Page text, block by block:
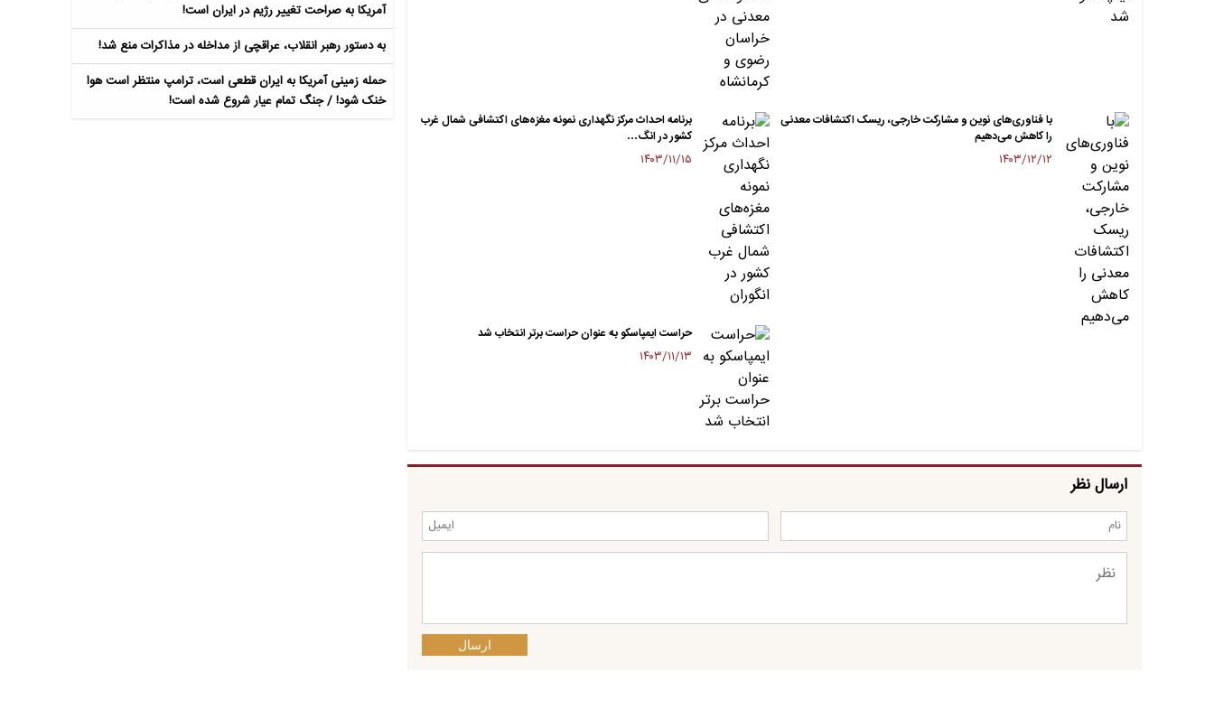
با فناوری‌های نوین و مشارکت خارجی، ریسک اکتشافات معدنی
را کاهش می‌دهیم
۱۴۰۳/۱۲/۱۲
برنامه احداث مرکز نگهداری نمونه مغزه‌های اکتشافی شمال غرب
کشور در انگ…
۱۴۰۳/۱۱/۱۵
حراست ایمپاسکو به عنوان حراست برتر انتخاب شد
۱۴۰۳/۱۱/۱۳
ارسال نظر
ارسال
آمریکا به صراحت تغییر رژیم در ایران است!
به دستور رهبر انقلاب، عراقچی از مداخله در مذاکرات منع شد!
حمله زمینی آمریکا به ایران قطعی است، ترامپ منتظر است هوا
خنک شود! / جنگ تمام عیار شروع شده است!